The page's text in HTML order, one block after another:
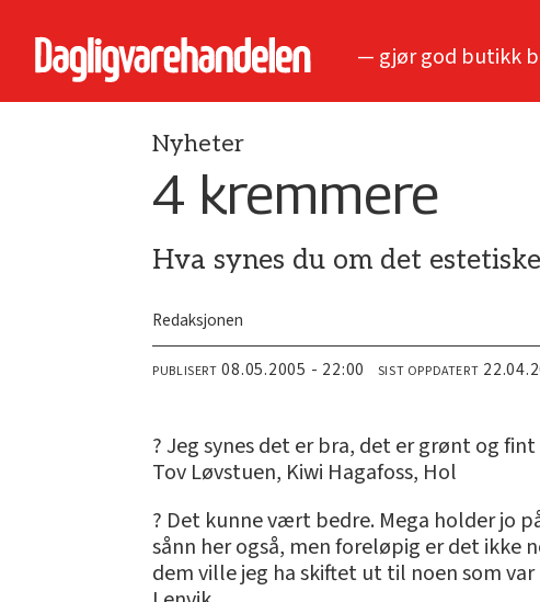
— gjør god butikk
Nyheter
4 kremmere
Hva synes du om det
Redaksjonen
PUBLISERT 08.05.2005 - 22:00 SIST OPPDATERT
? Jeg synes det er bra, det er grønt og
Tov Løvstuen, Kiwi Hagafoss, Hol
? Det kunne vært bedre. Mega holder jo
sånn her også, men foreløpig er det ikke
dem ville jeg ha skiftet ut til noen som